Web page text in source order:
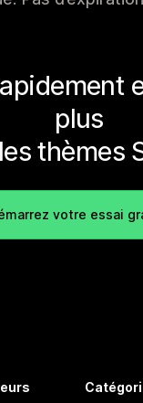
plus
thèmes
votre essai